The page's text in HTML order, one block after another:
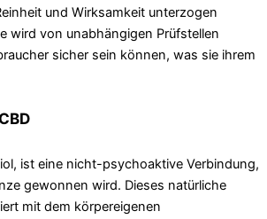
und Wirksamkeit unterzogen
wird von unabhängigen Prüfstellen
sicher sein können, was sie ihrem
ist eine nicht-psychoaktive Verbindung,
gewonnen wird. Dieses natürliche
mit dem körpereigenen